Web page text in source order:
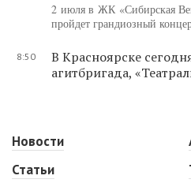
2 июля в ЖК «Сибирская
пройдет грандиозный
8:50
В Красноярске
агитбригада,
Новости
Статьи